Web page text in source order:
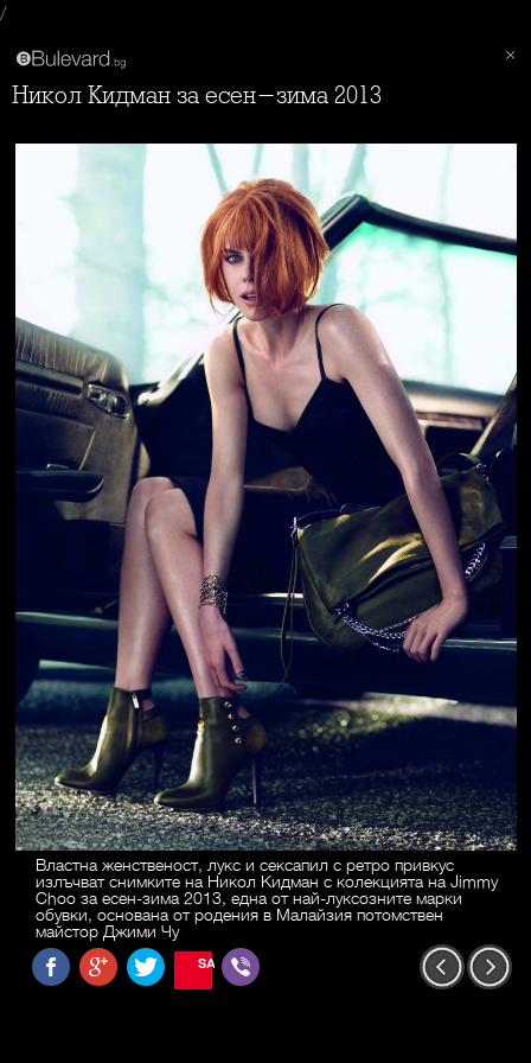
/
Никол Кидман за есен-зима 2013
Властна женственост, лукс и сексапил с ретро привкус
излъчват снимките на Никол Кидман с колекцията на Jimmy
Choo за есен-зима 2013, една от най-луксозните марки
обувки, основана от родения в Малайзия потомствен
майстор Джими Чу
SAVE